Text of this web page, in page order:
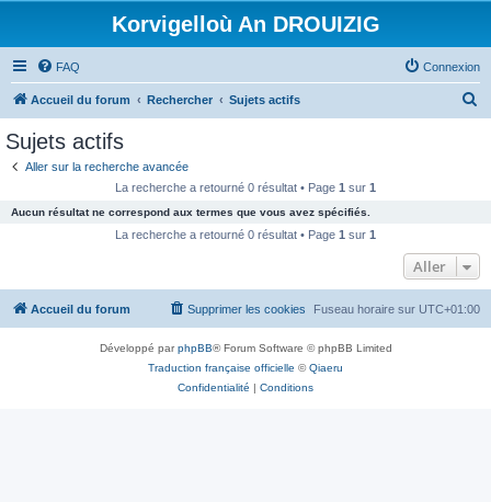
Korvigelloù An DROUIZIG
FAQ Connexion
Accueil du forum Rechercher Sujets actifs
c
e
Sujets actifs
Aller sur la recherche avancée
La recherche a retourné 0 résultat • Page 1 sur 1
Aucun résultat ne correspond aux termes que vous avez spécifiés.
La recherche a retourné 0 résultat • Page 1 sur 1
Aller
Accueil du forum Fuseau horaire sur UTC+01:00
Supprimer les cookies
Développé parphpBB® Forum Software © phpBB Limited
Traduction française officielle ©Qiaeru
Confidentialité | Conditions